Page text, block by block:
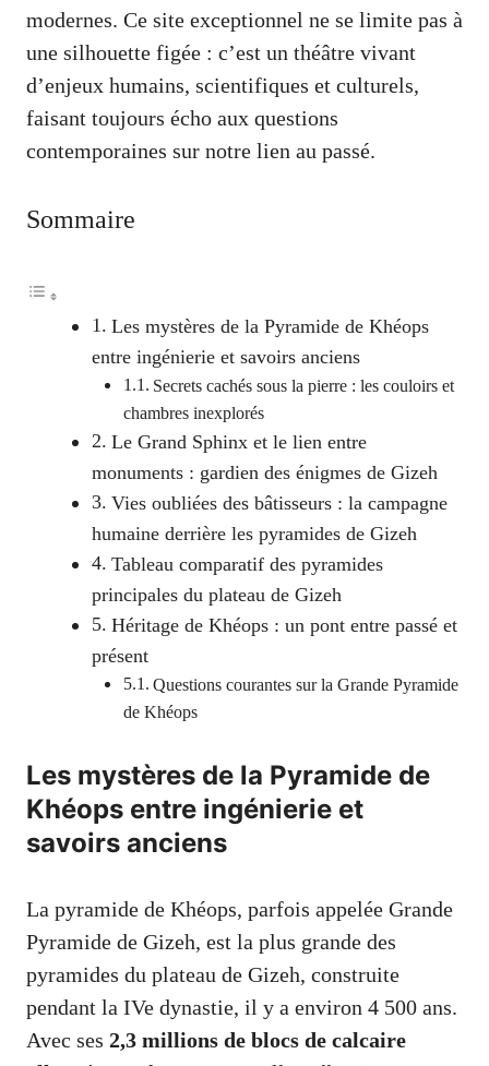
modernes. Ce site exceptionnel ne se limite pas à
une silhouette figée : c’est un théâtre vivant
d’enjeux humains, scientifiques et culturels,
faisant toujours écho aux questions
contemporaines sur notre lien au passé.
Sommaire
Les mystères de la Pyramide de Khéops
entre ingénierie et savoirs anciens
Secrets cachés sous la pierre : les couloirs et
chambres inexplorés
Le Grand Sphinx et le lien entre
monuments : gardien des énigmes de Gizeh
Vies oubliées des bâtisseurs : la campagne
humaine derrière les pyramides de Gizeh
Tableau comparatif des pyramides
principales du plateau de Gizeh
Héritage de Khéops : un pont entre passé et
présent
Questions courantes sur la Grande Pyramide
de Khéops
Les mystères de la Pyramide de
Khéops entre ingénierie et
savoirs anciens
La pyramide de Khéops, parfois appelée Grande
Pyramide de Gizeh, est la plus grande des
pyramides du plateau de Gizeh, construite
pendant la IVe dynastie, il y a environ 4 500 ans.
Avec ses 2,3 millions de blocs de calcaire